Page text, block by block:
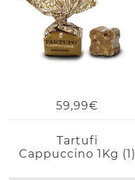
59,99€
Tartufi
Cappuccino 1Kg (1)